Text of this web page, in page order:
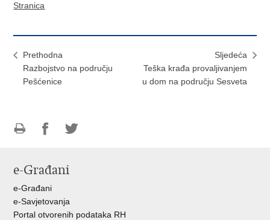
Stranica
Prethodna
Razbojstvo na području
Pešćenice
Sljedeća
Teška krađa provaljivanjem
u dom na području Sesveta
FacebookuTwitteru
e-Građani
e-Građani
e-Savjetovanja
Portal otvorenih podataka RH